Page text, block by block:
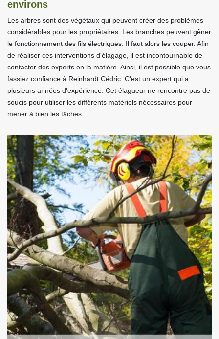
environs
Les arbres sont des végétaux qui peuvent créer des problèmes
considérables pour les propriétaires. Les branches peuvent gêner
le fonctionnement des fils électriques. Il faut alors les couper. Afin
de réaliser ces interventions d'élagage, il est incontournable de
contacter des experts en la matière. Ainsi, il est possible que vous
fassiez confiance à Reinhardt Cédric. C'est un expert qui a
plusieurs années d'expérience. Cet élagueur ne rencontre pas de
soucis pour utiliser les différents matériels nécessaires pour
mener à bien les tâches.